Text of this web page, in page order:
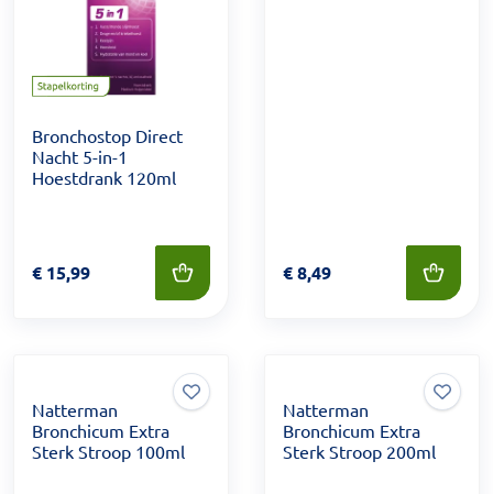
Bronchostop Direct
Nacht 5-in-1
Hoestdrank 120ml
Prijs: € 15,99
€ 15,99 Prijs: € 8,49
€8,49
Natterman
Bronchicum Extra
Sterk Stroop 100ml
Natterman
Bronchicum Extra
Sterk Stroop 200ml